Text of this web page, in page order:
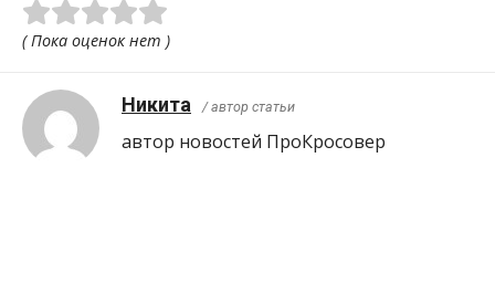
( Пока оценок нет )
Никита / автор статьи
автор новостей ПроКросовер